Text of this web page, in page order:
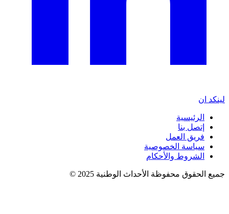
لينكد ان
الرئيسية
إتصل بنا
فريق العمل
سياسة الخصوصية
الشروط والأحكام
جميع الحقوق محفوظة الأحداث الوطنية 2025 ©